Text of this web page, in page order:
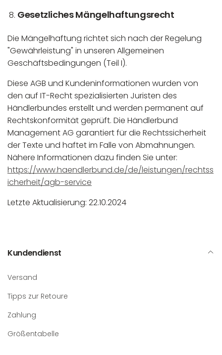
Gesetzliches Mängelhaftungsrecht
Die Mängelhaftung richtet sich nach der Regelung
"Gewährleistung" in unseren Allgemeinen
Geschäftsbedingungen (Teil I).
Diese AGB und Kundeninformationen wurden von
den auf IT-Recht spezialisierten Juristen des
Händlerbundes erstellt und werden permanent auf
Rechtskonformität geprüft. Die Händlerbund
Management AG garantiert für die Rechtssicherheit
der Texte und haftet im Falle von Abmahnungen.
Nähere Informationen dazu finden Sie unter:
https://www.haendlerbund.de/de/leistungen/rechtss
icherheit/agb-service
Letzte Aktualisierung: 22.10.2024
Kundendienst
Versand
Tipps zur Retoure
Zahlung
Größentabelle